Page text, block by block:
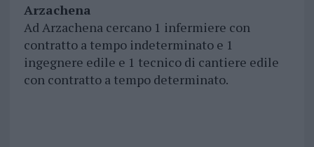
Arzachena
Ad Arzachena cercano 1 infermiere con
contratto a tempo indeterminato e 1
ingegnere edile e 1 tecnico di cantiere edile
con contratto a tempo determinato.